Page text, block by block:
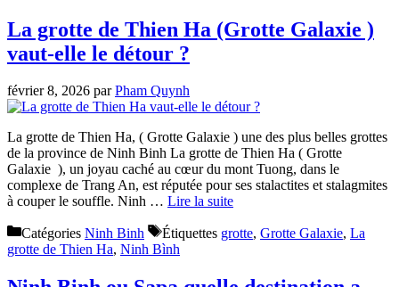
La grotte de Thien Ha (Grotte Galaxie )
vaut-elle le détour ?
février 8, 2026 parPham Quynh
La grotte de Thien Ha, ( Grotte Galaxie ) une des plus belles grottes
de la province de Ninh Binh La grotte de Thien Ha ( Grotte
Galaxie ), un joyau caché au cœur du mont Tuong, dans le
complexe de Trang An, est réputée pour ses stalactites et stalagmites
à couper le souffle. Ninh … Lire la suite
Catégories Ninh Binh Étiquettes grotte, Grotte Galaxie, La
grotte de Thien Ha, Ninh Bình